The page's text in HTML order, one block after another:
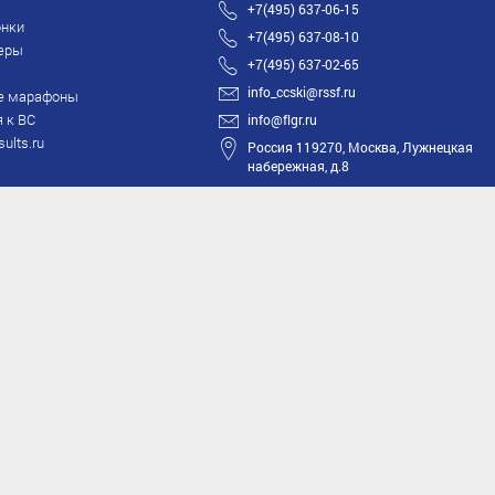
марафоны
к ВС
+7(495) 637-06-15
+7(495) 637-08-10
+7(495) 637-02-65
info_ccski@rssf.ru
info@flgr.ru
Россия 119270, Москва, Лужнецкая
набережная, д.8